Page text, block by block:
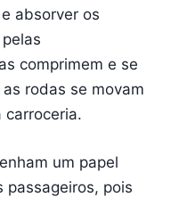
absorver os
comprimem e se
rodas se movam
carroceria.
um papel
pois